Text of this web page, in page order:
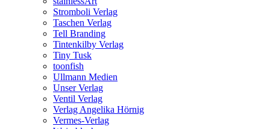
Stromboli Verlag
Taschen Verlag
Tell Branding
Tintenkilby Verlag
Tiny Tusk
toonfish
Ullmann Medien
Unser Verlag
Ventil Verlag
Verlag Angelika Hörnig
Vermes-Verlag